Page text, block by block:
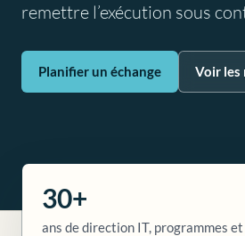
remettre l’exécution sous
Planifier un échange Voir les
30+
ans de direction IT, programmes